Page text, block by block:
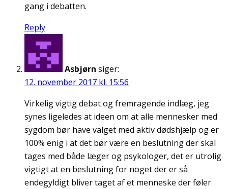
gang i debatten.
Reply
Asbjørn siger:
12. november 2017 kl. 15:56
Virkelig vigtig debat og fremragende indlæg, jeg
synes ligeledes at ideen om at alle mennesker med
sygdom bør have valget med aktiv dødshjælp og er
100% enig i at det bør være en beslutning der skal
tages med både læger og psykologer, det er utrolig
vigtigt at en beslutning for noget der er så
endegyldigt bliver taget af et menneske der føler